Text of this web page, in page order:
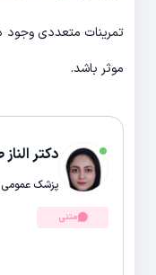
تمرینات متعددی وجود
موثر باشد.
دکتر الناز
پزشک عمومی
متنی